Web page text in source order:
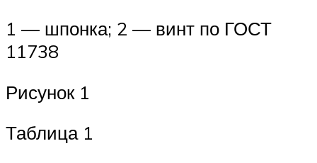
1 — шпонка; 2 — винт по ГОСТ
11738
Рисунок 1
Таблица 1